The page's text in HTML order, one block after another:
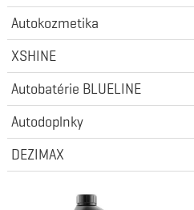
Autokozmetika
XSHINE
Autobatérie BLUELINE
Autodoplnky
DEZIMAX